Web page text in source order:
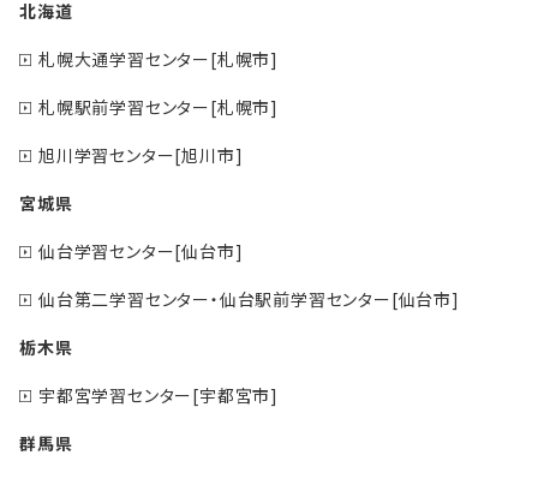
北海道
札幌大通学習センター[札幌市]
札幌駅前学習センター[札幌市]
旭川学習センター[旭川市]
宮城県
仙台学習センター[仙台市]
仙台第二学習センター・仙台駅前学習センター[仙台市]
栃木県
宇都宮学習センター[宇都宮市]
群馬県